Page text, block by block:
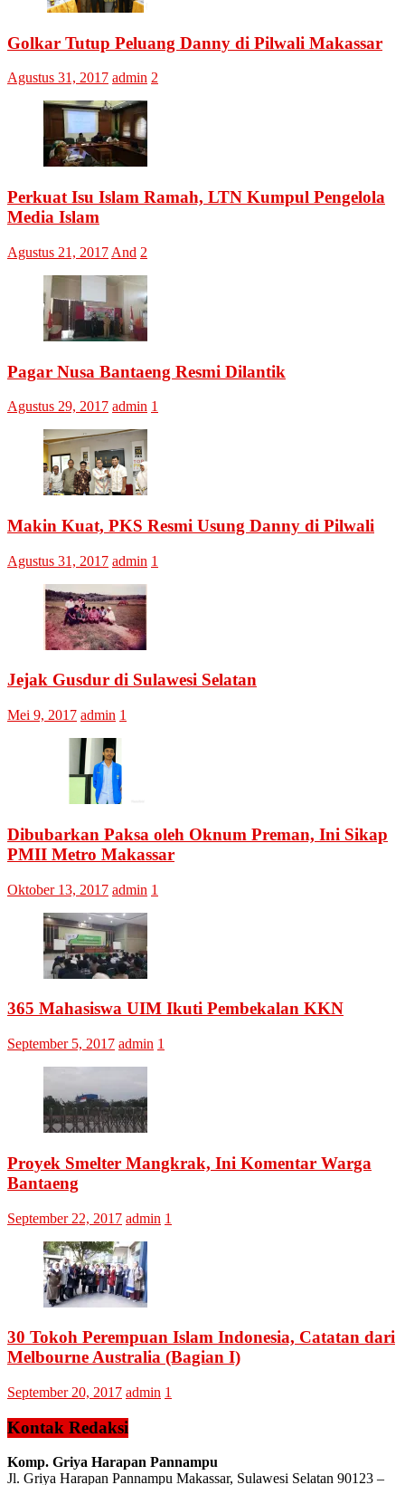
Golkar Tutup Peluang Danny di Pilwali Makassar
Agustus 31, 2017 admin 2
Perkuat Isu Islam Ramah, LTN Kumpul Pengelola
Media Islam
Agustus 21, 2017 And 2
Pagar Nusa Bantaeng Resmi Dilantik
Agustus 29, 2017 admin 1
Makin Kuat, PKS Resmi Usung Danny di Pilwali
Agustus 31, 2017 admin 1
Jejak Gusdur di Sulawesi Selatan
Mei 9, 2017 admin 1
Dibubarkan Paksa oleh Oknum Preman, Ini Sikap
PMII Metro Makassar
Oktober 13, 2017 admin 1
365 Mahasiswa UIM Ikuti Pembekalan KKN
September 5, 2017 admin 1
Proyek Smelter Mangkrak, Ini Komentar Warga
Bantaeng
September 22, 2017 admin 1
30 Tokoh Perempuan Islam Indonesia, Catatan dari
Melbourne Australia (Bagian I)
September 20, 2017 admin 1
Kontak Redaksi
Komp. Griya Harapan Pannampu
Jl. Griya Harapan Pannampu Makassar, Sulawesi Selatan 90123 –